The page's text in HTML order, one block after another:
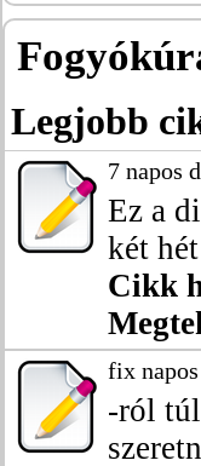
Legjobb
7 napos
Ez a
két
Cikk
fix
-ról